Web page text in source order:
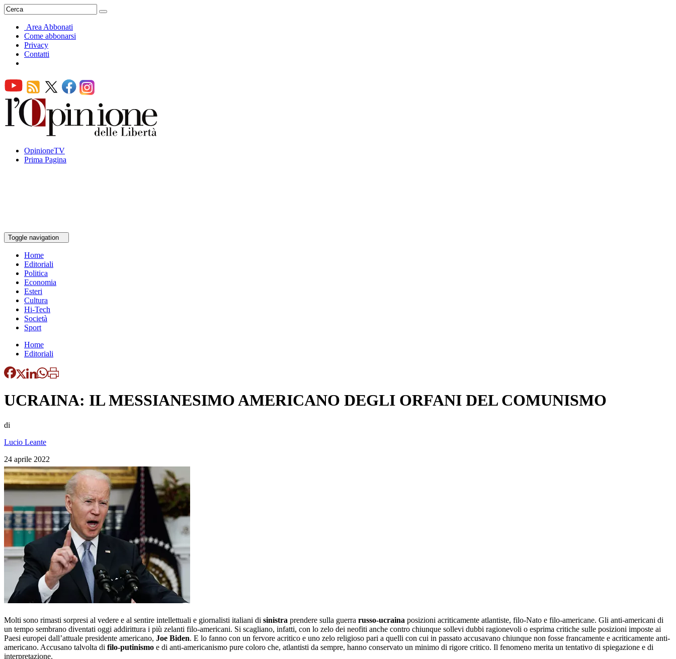
Area Abbonati
Come abbonarsi
Privacy
Contatti
OpinioneTV
Prima Pagina
Toggle navigation
Home
Editoriali
Politica
Economia
Esteri
Cultura
Hi-Tech
Società
Sport
Home
Editoriali
UCRAINA: IL MESSIANESIMO AMERICANO DEGLI ORFANI DEL COMUNISMO
di
Lucio Leante
24 aprile 2022
Molti sono rimasti sorpresi al vedere e al sentire intellettuali e giornalisti italiani di sinistra prendere sulla guerra russo-ucraina posizioni acriticamente atlantiste, filo-Nato e filo-americane. Gli anti-americani di
un tempo sembrano diventati oggi addirittura i più zelanti filo-americani. Si scagliano, infatti, con lo zelo dei neofiti anche contro chiunque sollevi dubbi ragionevoli o esprima critiche sulle posizioni imposte ai
Paesi europei dall’attuale presidente americano, Joe Biden. E lo fanno con un fervore acritico e uno zelo religioso pari a quelli con cui in passato accusavano chiunque non fosse francamente e acriticamente anti-
americano. Accusano talvolta di filo-putinismo e di anti-americanismo pure coloro che, atlantisti da sempre, hanno conservato un minimo di rigore critico. Il fenomeno merita un tentativo di spiegazione e di
interpretazione.